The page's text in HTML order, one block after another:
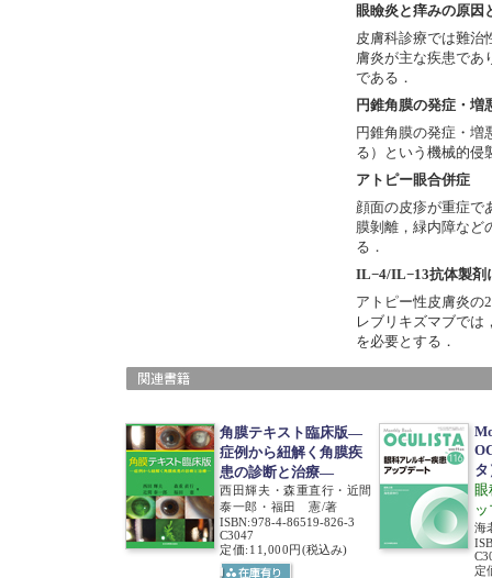
眼瞼炎と痒みの原因
皮膚科診療では難治
膚炎が主な疾患であ
である．
円錐角膜の発症・増
円錐角膜の発症・増
る）という機械的侵
アトピー眼合併症
顔面の皮疹が重症で
膜剝離，緑内障など
る．
IL−4/IL−13抗体製剤
アトピー性皮膚炎の
レブリキズマブでは
を必要とする．
角膜テキスト臨床版―
症例から紐解く角膜疾
患の診断と治療―
西田輝夫・森重直行・近間
泰一郎・福田 憲/著
ISBN:978-4-86519-826-3
C3047
定価:11,000円(税込み)
タ
海
定